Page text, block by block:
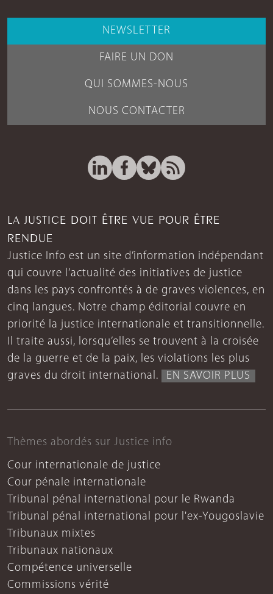
NEWSLETTER
FAIRE UN DON
QUI SOMMES-NOUS
NOUS CONTACTER
LA JUSTICE DOIT ÊTRE VUE POUR ÊTRE
RENDUE
Justice Info est un site d’information indépendant
qui couvre l’actualité des initiatives de justice
dans les pays confrontés à de graves violences, en
cinq langues. Notre champ éditorial couvre en
priorité la justice internationale et transitionnelle.
Il traite aussi, lorsqu’elles se trouvent à la croisée
de la guerre et de la paix, les violations les plus
graves du droit international.
EN SAVOIR PLUS
Thèmes abordés sur Justice info
Cour internationale de justice
Cour pénale internationale
Tribunal pénal international pour le Rwanda
Tribunal pénal international pour l'ex-Yougoslavie
Tribunaux mixtes
Tribunaux nationaux
Compétence universelle
Commissions vérité